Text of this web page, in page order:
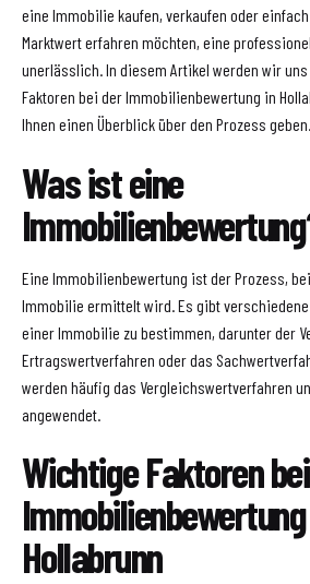
eine Immobilie kaufen, verkaufen oder
Marktwert erfahren möchten, eine
unerlässlich. In diesem Artikel werden wir
Faktoren bei der Immobilienbewertung in
Ihnen einen Überblick über den Prozess geben.
Was ist eine
Eine Immobilienbewertung ist der Prozess,
Immobilie ermittelt wird. Es gibt verschiedene
einer Immobilie zu bestimmen, darunter der
Ertragswertverfahren oder das
werden häufig das Vergleichswertverfahren
angewendet.
Wichtige Faktoren
Hollabrunn